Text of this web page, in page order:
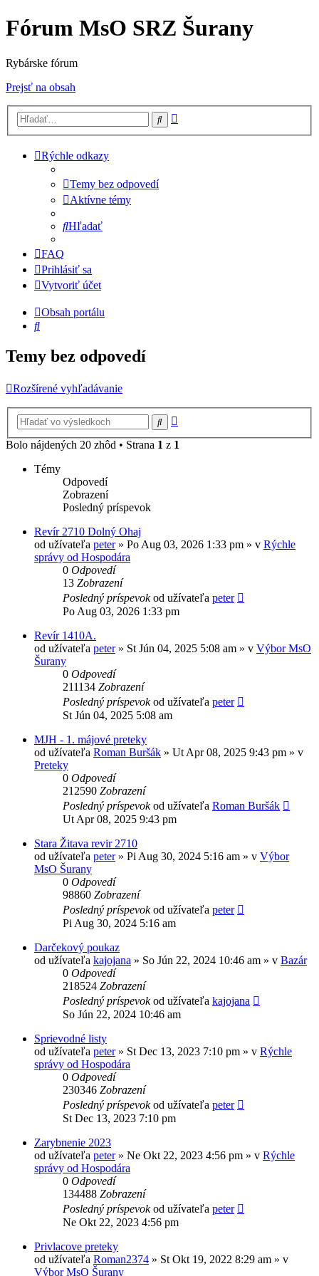
Fórum MsO SRZ Šurany
Rybárske fórum
Prejsť na obsah
Hľadať
Rýchle odkazy
Temy bez odpovedí
Aktívne témy
Hľadať
FAQ
Prihlásiť sa
Vytvoriť účet
Obsah portálu
Hľadať
Temy bez odpovedí
Rozšírené vyhľadávanie
Hľadať
Bolo nájdených 20 zhôd • Strana 1 z 1
Témy
Odpovedí
Zobrazení
Posledný príspevok
Revír 2710 Dolný Ohaj
od užívateľa peter» Po Aug 03, 2026 1:33 pm » v Rýchle
správy od Hospodára
0 Odpovedí
13 Zobrazení
Posledný príspevokod užívateľa peter
Po Aug 03, 2026 1:33 pm
Revír 1410A.
od užívateľa peter» St Jún 04, 2025 5:08 am » v Výbor MsO
Šurany
0 Odpovedí
211134 Zobrazení
Posledný príspevokod užívateľa peter
St Jún 04, 2025 5:08 am
MJH - 1. májové preteky
od užívateľa Roman Buršák » Ut Apr 08, 2025 9:43 pm » v
Preteky
0 Odpovedí
212590 Zobrazení
Posledný príspevokod užívateľa Roman Buršák
Ut Apr 08, 2025 9:43 pm
Stara Žitava revir 2710
od užívateľa peter» Pi Aug 30, 2024 5:16 am » v Výbor
MsO Šurany
0 Odpovedí
98860 Zobrazení
Posledný príspevokod užívateľa peter
Pi Aug 30, 2024 5:16 am
Darčekový poukaz
od užívateľa kajojana » So Jún 22, 2024 10:46 am » v Bazár
0 Odpovedí
218524 Zobrazení
Posledný príspevokod užívateľa kajojana
So Jún 22, 2024 10:46 am
Sprievodné listy
od užívateľa peter» St Dec 13, 2023 7:10 pm » v Rýchle
správy od Hospodára
0 Odpovedí
230346 Zobrazení
Posledný príspevokod užívateľa peter
St Dec 13, 2023 7:10 pm
Zarybnenie 2023
od užívateľa peter» Ne Okt 22, 2023 4:56 pm » v Rýchle
správy od Hospodára
0 Odpovedí
134488 Zobrazení
Posledný príspevokod užívateľa peter
Ne Okt 22, 2023 4:56 pm
Privlacove preteky
od užívateľa Roman2374 » St Okt 19, 2022 8:29 am » v
Výbor MsO Šurany